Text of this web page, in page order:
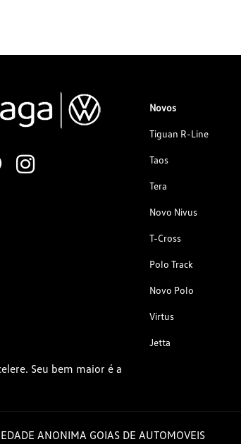
Seu bem maior é a
Novos
Tiguan R-Line
Taos
Tera
Novo Nivus
T-Cross
Polo Track
Novo Polo
Virtus
Jetta
ANONIMA GOIAS DE AUTOMOVEIS